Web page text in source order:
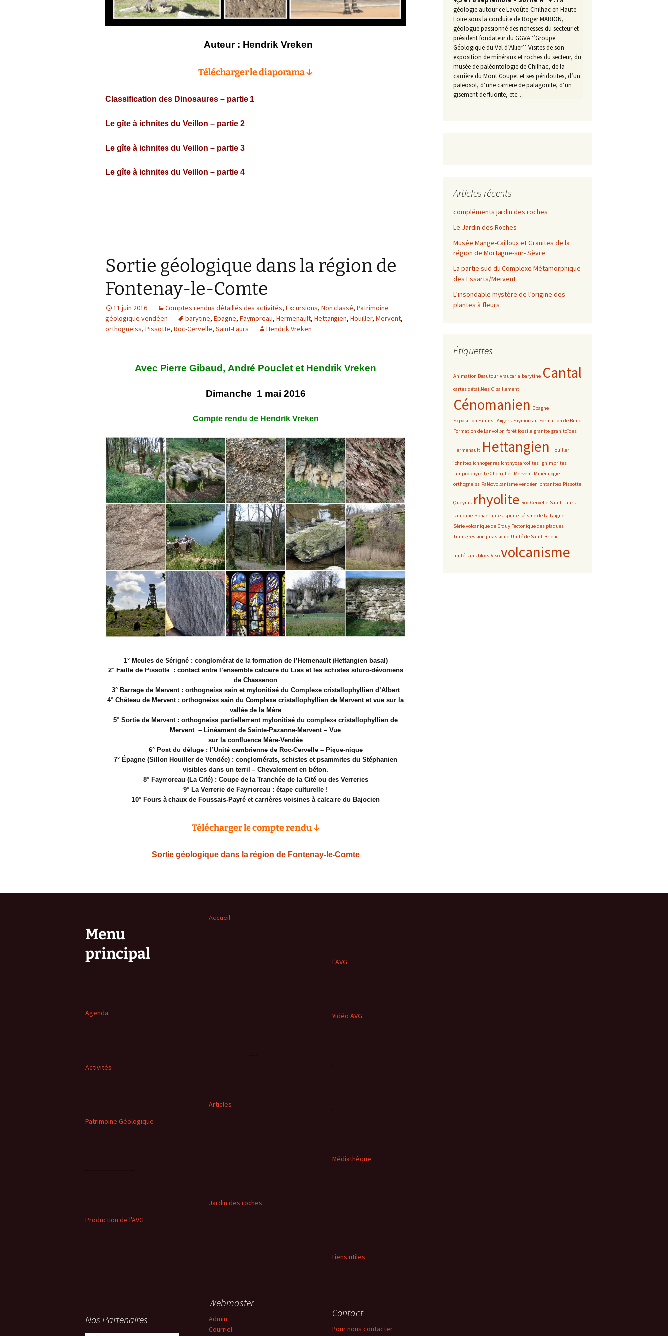
Auteur : Hendrik Vreken
Télécharger le diaporama ↓
Classification des Dinosaures – partie 1
Le gîte à ichnites du Veillon – partie 2
Le gîte à ichnites du Veillon – partie 3
Le gîte à ichnites du Veillon – partie 4
Sortie géologique dans la région de
Fontenay-le-Comte
11 juin 2016 Comptes rendus détaillés des activités, Excursions, Non classé, Patrimoine
géologique vendéen
barytine, Epagne, Faymoreau, Hermenault, Hettangien, Houiller, Mervent,
orthogneiss, Pissotte, Roc-Cervelle, Saint-Laurs Hendrik Vreken
Avec Pierre Gibaud, André Pouclet et Hendrik Vreken
Dimanche 1 mai 2016
Compte rendu de Hendrik Vreken
1° Meules de Sérigné : conglomérat de la formation de l’Hemenault (Hettangien basal)
2° Faille de Pissotte : contact entre l’ensemble calcaire du Lias et les schistes siluro-dévoniens
de Chassenon
3° Barrage de Mervent : orthogneiss sain et mylonitisé du Complexe cristallophyllien d’Albert
4° Château de Mervent : orthogneiss sain du Complexe cristallophyllien de Mervent et vue sur la
vallée de la Mère
5° Sortie de Mervent : orthogneiss partiellement mylonitisé du complexe cristallophyllien de
Mervent – Linéament de Sainte-Pazanne-Mervent – Vue
sur la confluence Mère-Vendée
6° Pont du déluge : l’Unité cambrienne de Roc-Cervelle – Pique-nique
7° Épagne (Sillon Houiller de Vendée) : conglomérats, schistes et psammites du Stéphanien
visibles dans un terril – Chevalement en béton.
8° Faymoreau (La Cité) : Coupe de la Tranchée de la Cité ou des Verreries
9° La Verrerie de Faymoreau : étape culturelle !
10° Fours à chaux de Foussais-Payré et carrières voisines à calcaire du Bajocien
Télécharger le compte rendu ↓
Sortie géologique dans la région de Fontenay-le-Comte
géologie autour de Lavoûte-Chilhac en Haute
Loire sous la conduite de Roger MARION,
géologue passionné des richesses du secteur et
président fondateur du GGVA ‘’Groupe
Géologique du Val d’Allier’’. Visites de son
exposition de minéraux et roches du secteur, du
musée de paléontologie de Chilhac, de la
carrière du Mont Coupet et ses péridotites, d’un
paléosol, d’une carrière de palagonite, d’un
gisement de fluorite, etc…
Articles récents
compléments jardin des roches
Le Jardin des Roches
Musée Mange-Cailloux et Granites de la
région de Mortagne-sur- Sèvre
La partie sud du Complexe Métamorphique
des Essarts/Mervent
L’insondable mystère de l’origine des
plantes à fleurs
Étiquettes
Animation Beautour Araucaria barytine Cantal
cartes détaillées Cisaillement
Cénomanien Epagne
Exposition Faluns - Angers Faymoreau Formation de Binic
Formation de Lanvollon forêt fossile granite granitoïdes
Hermenault Hettangien Houiller
ichnites ichnogenres Ichthyosarcolites ignimbrites
lamprophyre Le Chenaillet Mervent Minéralogie
orthogneiss Paléovolcanisme vendéen phtanites Pissotte
Queyras rhyolite Roc-Cervelle Saint-Laurs
sanidine Sphaerulites spilite séisme de La Laigne
Série volcanique de Erquy Tectonique des plaques
Transgression jurassique Unité de Saint-Brieuc
unité sans blocs Viso volcanisme
Menu
principal
Accueil
L'AVG
Agenda Vidéo AVG
Activités
Articles
Patrimoine Géologique
Médiathèque
Jardin des roches
Production de l'AVG
Liens utiles
Webmaster
Admin
Courriel
Contact
Pour nous contacter
Nos Partenaires